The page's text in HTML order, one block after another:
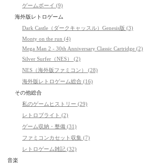
ゲームボーイ (9)
海外版レトロゲーム
Dark Castle（ダークキャッスル）Genesis版 (3)
Monty on the run (4)
Mega Man 2 - 30th Anniversary Classic Cartridge (2)
Silver Surfer（NES） (2)
NES（海外版ファミコン） (28)
海外版レトロゲーム総合 (16)
その他総合
私のゲームヒストリー (29)
レトロブライト (2)
ゲーム収納・整備 (31)
ファミコンカセット収集 (7)
レトロゲーム雑記 (32)
音楽